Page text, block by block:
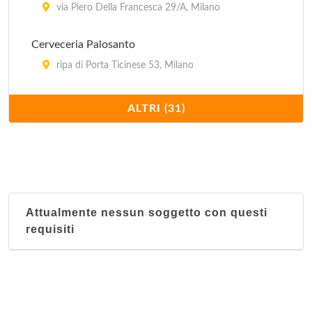
via Piero Della Francesca 29/A, Milano
Cerveceria Palosanto
ripa di Porta Ticinese 53, Milano
via Santa Maria Segreta 7/9, Milano
El Quetzal
ALTRI (31)
Attualmente nessun soggetto con questi
requisiti